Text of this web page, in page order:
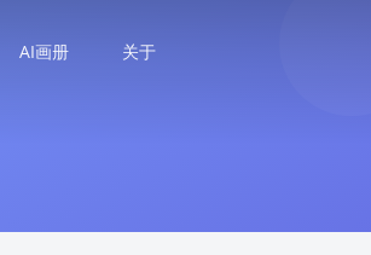
AI画册 关于